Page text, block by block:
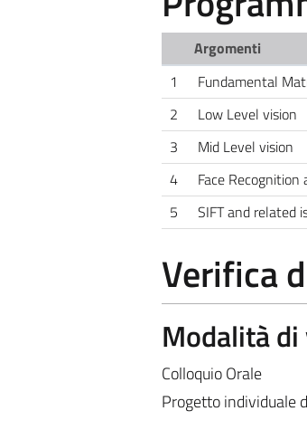
Argomenti
1
Fundamental
2
Low Level vision
3
Mid Level vision
4
Face
5
SIFT and related
Verifica
Modalità
Colloquio Orale
Progetto individuale